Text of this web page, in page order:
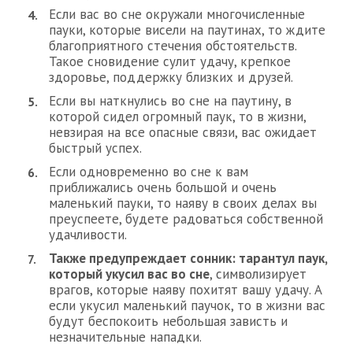
Если вас во сне окружали многочисленные
пауки, которые висели на паутинах, то ждите
благоприятного стечения обстоятельств.
Такое сновидение сулит удачу, крепкое
здоровье, поддержку близких и друзей.
Если вы наткнулись во сне на паутину, в
которой сидел огромный паук, то в жизни,
невзирая на все опасные связи, вас ожидает
быстрый успех.
Если одновременно во сне к вам
приближались очень большой и очень
маленький пауки, то наяву в своих делах вы
преуспеете, будете радоваться собственной
удачливости.
Также предупреждает сонник: тарантул паук,
который укусил вас во сне, символизирует
врагов, которые наяву похитят вашу удачу. А
если укусил маленький паучок, то в жизни вас
будут беспокоить небольшая зависть и
незначительные нападки.